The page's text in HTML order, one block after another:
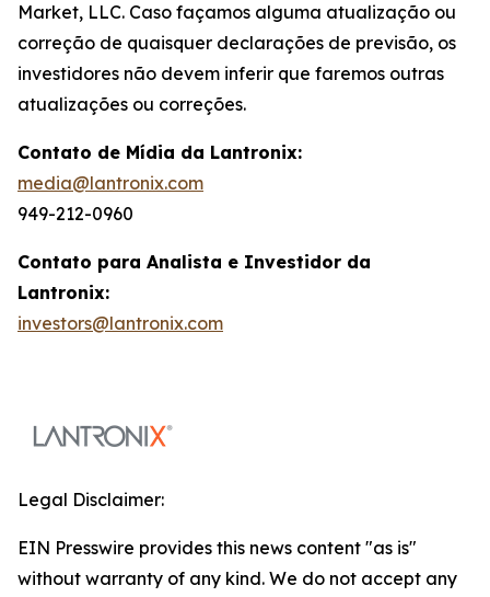
Market, LLC. Caso façamos alguma atualização ou
correção de quaisquer declarações de previsão, os
investidores não devem inferir que faremos outras
atualizações ou correções.
Contato de Mídia da Lantronix:
media@lantronix.com
949-212-0960
Contato para Analista e Investidor da
Lantronix:
investors@lantronix.com
Legal Disclaimer:
EIN Presswire provides this news content "as is"
without warranty of any kind. We do not accept any